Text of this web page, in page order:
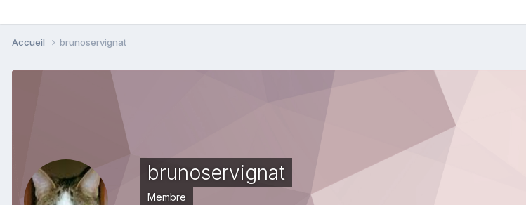
Accueil brunoservignat
brunoservignat
Membre